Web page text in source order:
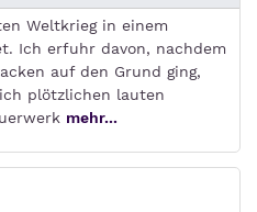
Weltkrieg in einem
Ich erfuhr davon, nachdem
auf den Grund ging,
plötzlichen lauten
mehr...